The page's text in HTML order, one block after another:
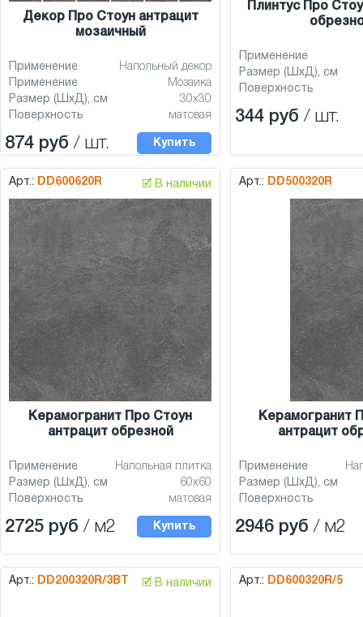
Декор Про Стоун антрацит
мозаичный
Применение
Напольный декор
Применение
Мозаика
Размер (ШхД), см
30x30
Поверхность
матовая
874 руб / шт. Купить
Плинтус Про
Применение
Размер (ШхД), см
Поверхность
344 руб / шт.
Арт.: DD600620R 🗹 В наличии
Керамогранит Про Стоун
антрацит обрезной
Применение
Напольная плитка
Размер (ШхД), см
60x60
Поверхность
матовая
2725 руб / м2 Купить
Арт.: DD500320R
Керамогранит
антрацит
Применение
Размер (ШхД), см
Поверхность
2946 руб / м2
Арт.: DD200320R/3BT 🗹 В наличии Арт.: DD600320R/5